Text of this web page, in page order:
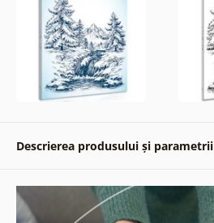
Descrierea produsului și parametrii